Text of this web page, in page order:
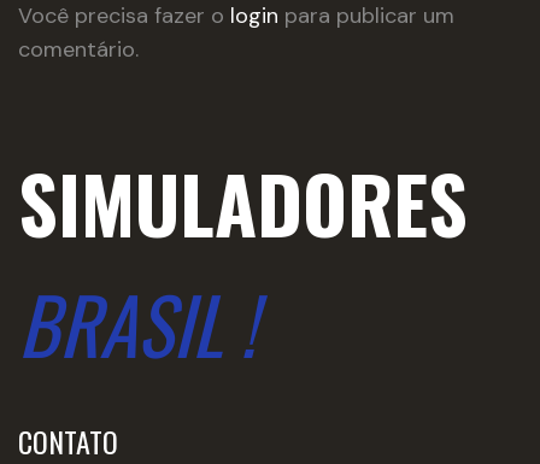
Você precisa fazer o login para publicar um
comentário.
SIMULADORES
BRASIL !
CONTATO